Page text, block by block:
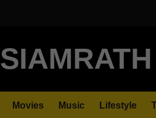
Movies Music Lifestyle